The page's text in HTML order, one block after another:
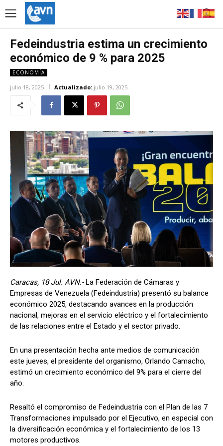
Fedeindustria estima un crecimiento
económico de 9 % para 2025
ECONOMÍA
julio 18, 2025 Actualizado: julio 19, 2025
Caracas, 18 Jul. AVN.-La Federación de Cámaras y
Empresas de Venezuela (Fedeindustria) presentó su balance
económico 2025, destacando avances en la producción
nacional, mejoras en el servicio eléctrico y el fortalecimiento
de las relaciones entre el Estado y el sector privado.
En una presentación hecha ante medios de comunicación
este jueves, el presidente del organismo, Orlando Camacho,
estimó un crecimiento económico del 9% para el cierre del
año.
Resaltó el compromiso de Fedeindustria con el Plan de las 7
Transformaciones impulsado por el Ejecutivo, en especial con
la diversificación económica y el fortalecimiento de los 13
motores productivos.